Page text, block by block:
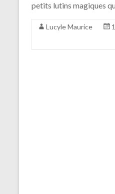
petits lutins magiques
Lucyle Maurice